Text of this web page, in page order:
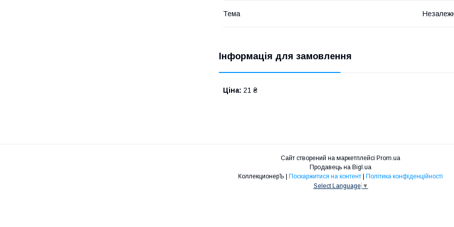
Тема
Інформація для замовлення
Ціна: 21 ₴
Сайт створений на маркетплейсі Prom.ua
Продавець на Bigl.ua
Поскаржитися на контент
Політика конфіденційності
Select Language ▼